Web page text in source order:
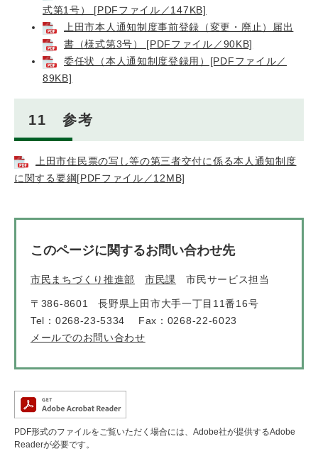
式第1号） [PDFファイル／147KB]
上田市本人通知制度事前登録（変更・廃止）届出
書（様式第3号） [PDFファイル／90KB]
委任状（本人通知制度登録用）[PDFファイル／
89KB]
11 参考
上田市住民票の写し等の第三者交付に係る本人通知制度
に関する要綱[PDFファイル／12MB]
このページに関するお問い合わせ先
市民まちづくり推進部 市民課 市民サービス担当
〒386-8601
長野県上田市大手一丁目11番16号
Tel：0268-23-5334
Fax：0268-22-6023
メールでのお問い合わせ
PDF形式のファイルをご覧いただく場合には、Adobe社が提供するAdobe
Readerが必要です。